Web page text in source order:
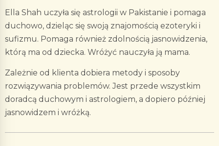
Ella Shah uczyła się astrologii w Pakistanie i pomaga
duchowo, dzieląc się swoją znajomością ezoteryki i
sufizmu. Pomaga również zdolnością jasnowidzenia,
którą ma od dziecka. Wróżyć nauczyła ją mama.
Zależnie od klienta dobiera metody i sposoby
rozwiązywania problemów. Jest przede wszystkim
doradcą duchowym i astrologiem, a dopiero później
jasnowidzem i wróżką.